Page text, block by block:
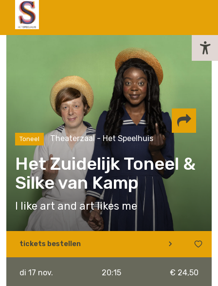
actueel
Toneel Theaterzaal - Het Speelhuis
Het Zuidelijk Toneel &
Silke van Kamp
I like art and art likes me
Delen via
Facebook Whatsapp Instagram
tickets bestellen
di 17 nov. 20:15 € 24,50